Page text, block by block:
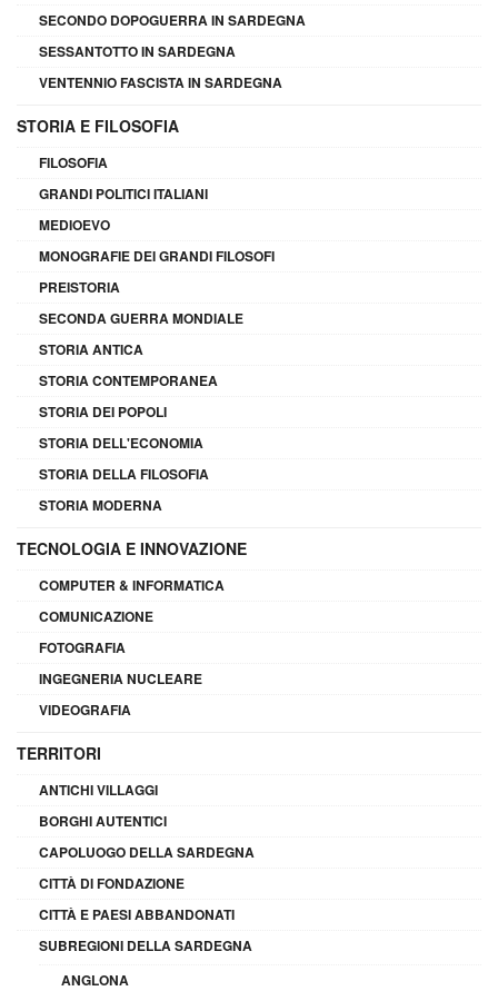
SECONDO DOPOGUERRA IN SARDEGNA
SESSANTOTTO IN SARDEGNA
VENTENNIO FASCISTA IN SARDEGNA
STORIA E FILOSOFIA
FILOSOFIA
GRANDI POLITICI ITALIANI
MEDIOEVO
MONOGRAFIE DEI GRANDI FILOSOFI
PREISTORIA
SECONDA GUERRA MONDIALE
STORIA ANTICA
STORIA CONTEMPORANEA
STORIA DEI POPOLI
STORIA DELL'ECONOMIA
STORIA DELLA FILOSOFIA
STORIA MODERNA
TECNOLOGIA E INNOVAZIONE
COMPUTER & INFORMATICA
COMUNICAZIONE
FOTOGRAFIA
INGEGNERIA NUCLEARE
VIDEOGRAFIA
TERRITORI
ANTICHI VILLAGGI
BORGHI AUTENTICI
CAPOLUOGO DELLA SARDEGNA
CITTÀ DI FONDAZIONE
CITTÀ E PAESI ABBANDONATI
SUBREGIONI DELLA SARDEGNA
ANGLONA